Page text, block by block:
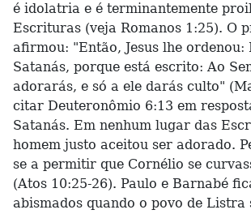
é idolatria e é terminantemente
Escrituras (veja Romanos 1:25). O
afirmou: "Então, Jesus lhe ordenou:
Satanás, porque está escrito: Ao
adorarás, e só a ele darás culto"
citar Deuteronômio 6:13 em
Satanás. Em nenhum lugar das
homem justo aceitou ser adorado.
se a permitir que Cornélio se
(Atos 10:25-26). Paulo e Barnabé
abismados quando o povo de Listra